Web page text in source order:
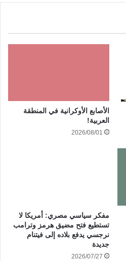
الأصابع الأوكرانية في المنطقة
العربية!
2026/08/01
مفكر سياسي مصري: أمريكا لا
تستطيع فتح مضيق هرمز وترامب
نرجسي يدفع بلاده إلى فيتنام
جديدة
2026/07/27